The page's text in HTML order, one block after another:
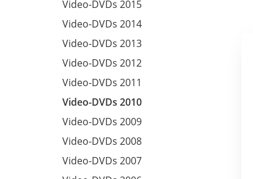
Video-DVDs 2015
Video-DVDs 2014
Video-DVDs 2013
Video-DVDs 2012
Video-DVDs 2011
Video-DVDs 2010
Video-DVDs 2009
Video-DVDs 2008
Video-DVDs 2007